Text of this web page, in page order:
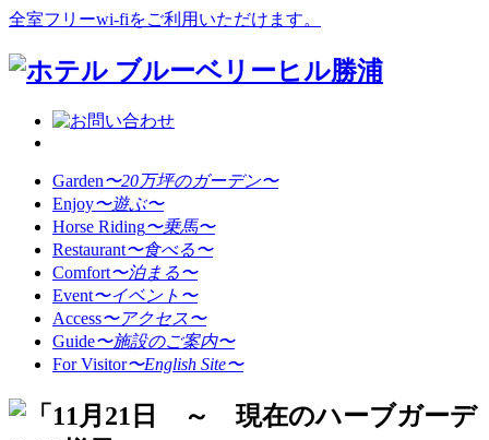
全室フリーwi-fiをご利用いただけます。
Garden〜20万坪のガーデン〜
Enjoy〜遊ぶ〜
Horse Riding〜乗馬〜
Restaurant〜食べる〜
Comfort〜泊まる〜
Event〜イベント〜
Access〜アクセス〜
Guide〜施設のご案内〜
For Visitor〜English Site〜